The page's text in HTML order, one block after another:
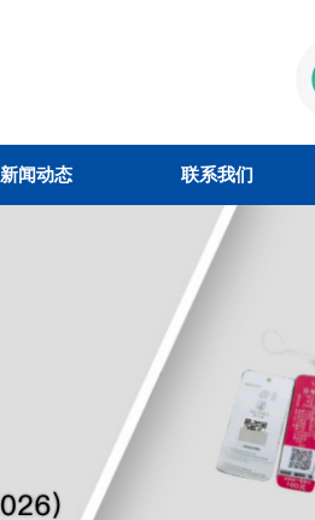
新闻动态 联系我们